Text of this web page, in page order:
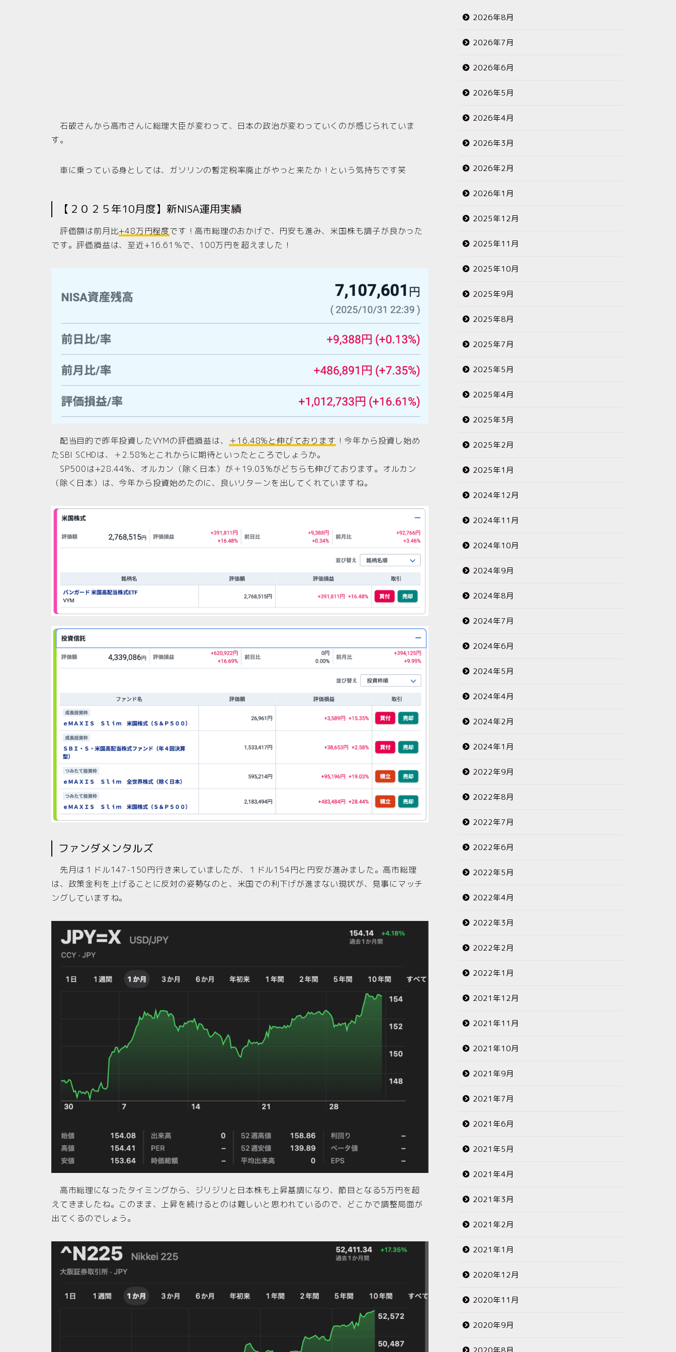
石破さんから高市さんに総理大臣が変わって、日本の政治が変わっていくのが感じられていま
す。
車に乗っている身としては、ガソリンの暫定税率廃止がやっと来たか！という気持ちです笑
【２０２５年10月度】新NISA運用実績
評価額は前月比+48万円程度です！高市総理のおかげで、円安も進み、米国株も調子が良かった
です。評価損益は、至近+16.61％で、100万円を超えました！
配当目的で昨年投資したVYMの評価損益は、 ＋16.48%と伸びております ！今年から投資し始め
たSBI SCHDは、＋2.58%とこれからに期待といったところでしょうか。
SP500は+28.44%、オルカン（除く日本）が＋19.03%がどちらも伸びております。オルカン
（除く日本）は、今年から投資始めたのに、良いリターンを出してくれていますね。
ファンダメンタルズ
先月は１ドル147-150円行き来していましたが、１ドル154円と円安が進みました。高市総理
は、政策金利を上げることに反対の姿勢なのと、米国での利下げが進まない現状が、見事にマッチ
ングしていますね。
高市総理になったタイミングから、ジリジリと日本株も上昇基調になり、節目となる5万円を超
えてきましたね。このまま、上昇を続けるとのは難しいと思われているので、どこかで調整局面が
出てくるのでしょう。
2026年8月
2026年7月
2026年6月
2026年5月
2026年4月
2026年3月
2026年2月
2026年1月
2025年12月
2025年11月
2025年10月
2025年9月
2025年8月
2025年7月
2025年5月
2025年4月
2025年3月
2025年2月
2025年1月
2024年12月
2024年11月
2024年10月
2024年9月
2024年8月
2024年7月
2024年6月
2024年5月
2024年4月
2024年2月
2024年1月
2022年9月
2022年8月
2022年7月
2022年6月
2022年5月
2022年4月
2022年3月
2022年2月
2022年1月
2021年12月
2021年11月
2021年10月
2021年9月
2021年7月
2021年6月
2021年5月
2021年4月
2021年3月
2021年2月
2021年1月
2020年12月
2020年11月
2020年9月